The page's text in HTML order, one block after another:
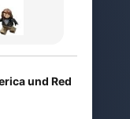
und Red